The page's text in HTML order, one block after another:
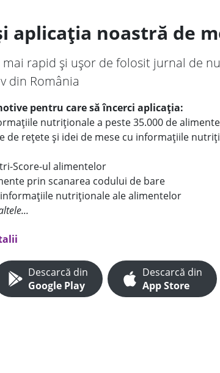
aplicația noastră de
mai rapid și ușor de folosit jurnal de
din România
pentru care să încerci aplicația:
nutriționale a peste 35.000 de
de rețete și idei de mese cu informațiile
Score-ul alimentelor
prin scanarea codului de bare
nutriționale ale alimentelor
Descarcă din
Google Play
Descarcă din
App Store